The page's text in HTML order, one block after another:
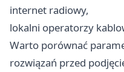
internet radiowy,
lokalni operatorzy
Warto porównać
rozwiązań przed